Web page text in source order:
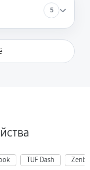
5
TUF Dash